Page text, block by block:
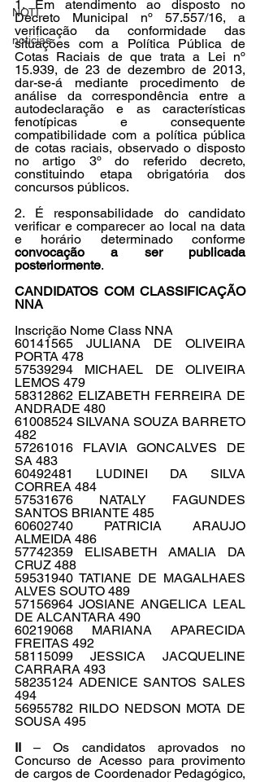
NOTI
noticias
1. Em atendimento ao disposto no
Decreto Municipal nº 57.557/16, a
verificação da conformidade das
situações com a Política Pública de
Cotas Raciais de que trata a Lei nº
15.939, de 23 de dezembro de 2013,
dar-se-á mediante procedimento de
análise da correspondência entre a
autodeclaração e as características
fenotípicas e consequente
compatibilidade com a política pública
de cotas raciais, observado o disposto
no artigo 3º do referido decreto,
constituindo etapa obrigatória dos
concursos públicos.
2. É responsabilidade do candidato
verificar e comparecer ao local na data
convocação a ser publicada
posteriormente.
CANDIDATOS COM CLASSIFICAÇÃO
NNA
Inscrição Nome Class NNA
60141565 JULIANA DE OLIVEIRA
PORTA 478
57539294 MICHAEL DE OLIVEIRA
LEMOS 479
58312862 ELIZABETH FERREIRA DE
ANDRADE 480
61008524 SILVANA SOUZA BARRETO
482
57261016 FLAVIA GONCALVES DE
SA 483
60492481 LUDINEI DA SILVA
CORREA 484
57531676 NATALY FAGUNDES
SANTOS BRIANTE 485
60602740 PATRICIA ARAUJO
ALMEIDA 486
57742359 ELISABETH AMALIA DA
CRUZ 488
59531940 TATIANE DE MAGALHAES
ALVES SOUTO 489
57156964 JOSIANE ANGELICA LEAL
DE ALCANTARA 490
60219068 MARIANA APARECIDA
FREITAS 492
58115099 JESSICA JACQUELINE
CARRARA 493
58235124 ADENICE SANTOS SALES
494
56955782 RILDO NEDSON MOTA DE
SOUSA 495
II – Os candidatos aprovados no
Concurso de Acesso para provimento
de cargos de Coordenador Pedagógico,